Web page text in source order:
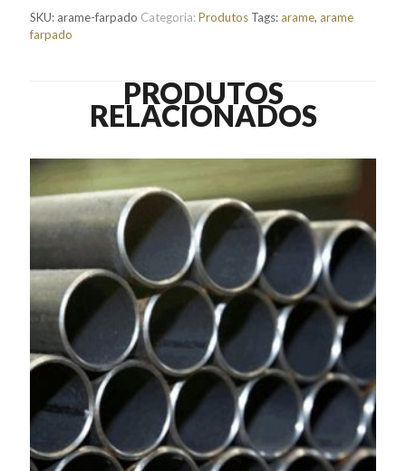
SKU: arame-farpado Categoria:Produtos Tags: arame, arame
farpado
PRODUTOS
RELACIONADOS